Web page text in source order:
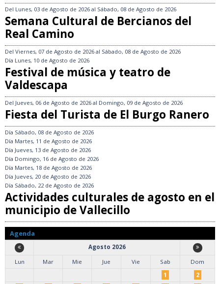
Del Lunes, 03 de Agosto de 2026 al Sábado, 08 de Agosto de 2026
Semana Cultural de Bercianos del
Real Camino
Del Viernes, 07 de Agosto de 2026 al Sábado, 08 de Agosto de 2026
Día Lunes, 10 de Agosto de 2026
Festival de música y teatro de
Valdescapa
Del Jueves, 06 de Agosto de 2026 al Domingo, 09 de Agosto de 2026
Fiesta del Turista de El Burgo Ranero
Día Sábado, 08 de Agosto de 2026
Día Martes, 11 de Agosto de 2026
Día Jueves, 13 de Agosto de 2026
Día Domingo, 16 de Agosto de 2026
Día Martes, 18 de Agosto de 2026
Día Jueves, 20 de Agosto de 2026
Día Sábado, 22 de Agosto de 2026
Actividades culturales de agosto en el
municipio de Vallecillo
Agenda
Agosto 2026
Lun
Mar Mie Jue Vie Sab
Dom
1
2